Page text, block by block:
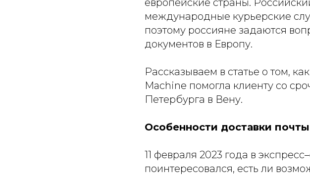
европейские страны.
международные курьерские
поэтому россияне задаются
документов в Европу.
Рассказываем в статье о том,
Machine помогла клиенту со
Петербурга в Вену.
Особенности доставки
11 февраля 2023 года в
поинтересовался, есть ли